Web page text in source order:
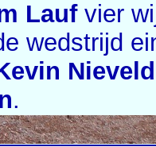
Laufvier
wedstrijd
Nieveld
.